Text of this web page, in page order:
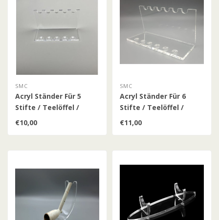
SMC
Acryl Ständer Für 5
Stifte / Teelöffel /
Patronenhülsen /
€10,00
SMC
Acryl Ständer Für 6
Stifte / Teelöffel /
Patronenhülsen /
€11,00